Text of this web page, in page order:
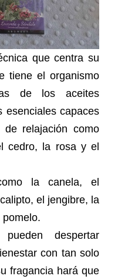
que centra su
tiene el organismo
de los aceites
esenciales capaces
relajación como
cedro, la rosa y el
la canela, el
el jengibre, la
pomelo.
despertar
con tan solo
fragancia hará que